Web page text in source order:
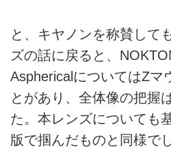
と、キヤノンを称賛して
ズの話に戻ると、
AsphericalについてはZマ
とがあり、全体像の把握
た。本レンズについても
版で掴んだものと同様で